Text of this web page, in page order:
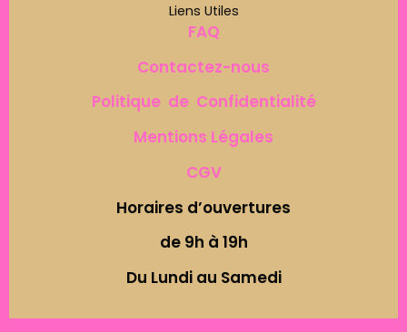
Liens Utiles
FAQ
Contactez-nous
Politique de Confidentialité
Mentions Légales
CGV
Horaires d’ouvertures
de 9h à 19h
Du Lundi au Samedi